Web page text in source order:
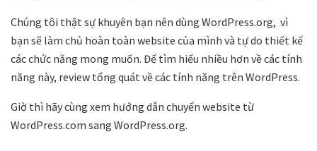
Chúng tôi thật sự khuyên bạn nên dùng WordPress.org, vì
bạn sẽ làm chủ hoàn toàn website của mình và tự do thiết kế
các chức năng mong muốn. Để tìm hiểu nhiều hơn về các tính
năng này, review tổng quát về các tính năng trên WordPress.
Giờ thì hãy cùng xem hướng dẫn chuyển website từ
WordPress.com sang WordPress.org.